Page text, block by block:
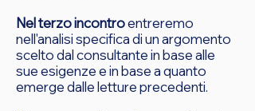
Nel terzo incontroentreremo
nell'analisi specifica di un argomento
scelto dal consultante in base alle
sue esigenze e in base a quanto
emerge dalle letture precedenti.